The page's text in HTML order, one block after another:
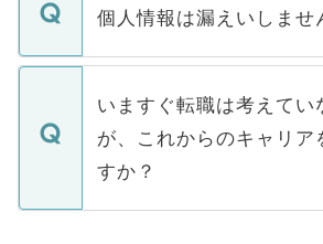
■応募殺到を避けるため 人
関を公にしてしまうと、応
に、医療機関が求める条件
みを人材紹介会社に依頼す
ています。
ん。また、仮に応募先から
定を承諾する必要はありま
の辞退の連絡はキャリアパ
個人情報は漏えいしませ
個人情報が漏えいすること
で、ご安心ください。当サ
などで収集したご登録者様
ご本人のキャリアアップお
支援を目的に使用いたしま
ているすべての個人データ
いますぐ転職は考えてい
が、これからのキャリア
すか？